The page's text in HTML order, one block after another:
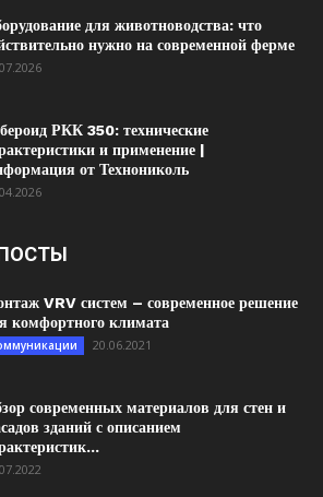
для животноводства: что
нужно на современной ферме
РКК 350: технические
и применение |
от Технониколь
VRV систем – современное решение
комфортного климата
20.06.2021
современных материалов для стен и
зданий с описанием